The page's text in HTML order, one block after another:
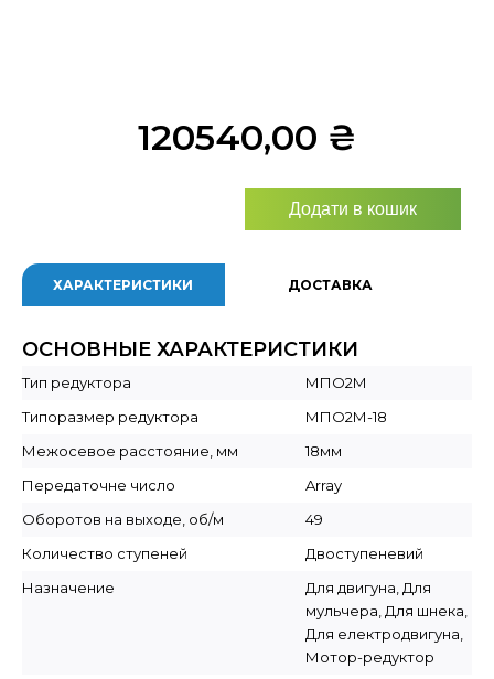
120540,00 ₴
Додати в кошик
ХАРАКТЕРИСТИКИ ДОСТАВКА
ОСНОВНЫЕ ХАРАКТЕРИСТИКИ
Тип редуктора
МПО2М
Типоразмер редуктора
МПО2М-18
Межосевое расстояние, мм
18мм
Передаточне число
Array
Оборотов на выходе, об/м
49
Количество ступеней
Двоступеневий
Назначение
Для двигуна, Для
мульчера, Для шнека,
Для електродвигуна,
Мотор-редуктор